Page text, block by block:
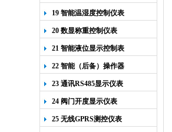
19 智能温湿度控制仪表
20 数显称重控制仪表
21 智能液位显示控制表
22 智能（后备）操作器
23 通讯RS485显示仪表
24 阀门开度显示仪表
25 无线GPRS测控仪表